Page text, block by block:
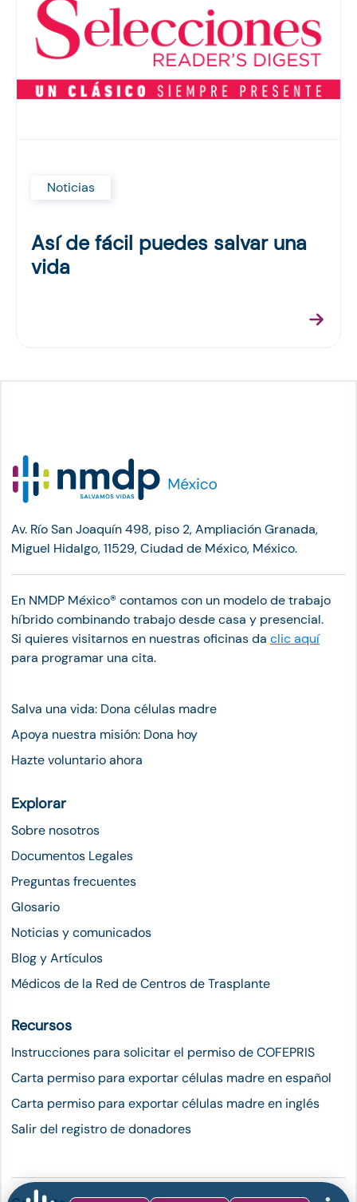
Noticias
Así de fácil puedes salvar una
vida
Av. Río San Joaquín 498, piso 2, Ampliación Granada,
Miguel Hidalgo, 11529, Ciudad de México, México.
En NMDP México®︎ contamos con un modelo de trabajo
híbrido combinando trabajo desde casa y presencial.
Si quieres visitarnos en nuestras oficinas da clic aquí
para programar una cita.
Salva una vida: Dona células madre
Apoya nuestra misión: Dona hoy
Hazte voluntario ahora
Explorar
Sobre nosotros
Documentos Legales
Preguntas frecuentes
Glosario
Noticias y comunicados
Blog y Artículos
Médicos de la Red de Centros de Trasplante
Recursos
Instrucciones para solicitar el permiso de COFEPRIS
Carta permiso para exportar células madre en español
Carta permiso para exportar células madre en inglés
Salir del registro de donadores